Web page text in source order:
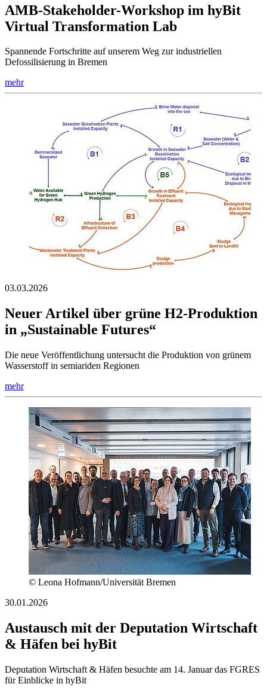
AMB-Stakeholder-Workshop im hyBit
Virtual Transformation Lab
Spannende Fortschritte auf unserem Weg zur industriellen
Defossilisierung in Bremen
mehr
03.03.2026
Neuer Artikel über grüne H2-Produktion
in „Sustainable Futures“
Die neue Veröffentlichung untersucht die Produktion von grünem
Wasserstoff in semiariden Regionen
mehr
© Leona Hofmann/Universität Bremen
30.01.2026
Austausch mit der Deputation Wirtschaft
& Häfen bei hyBit
Deputation Wirtschaft & Häfen besuchte am 14. Januar das FGRES
für Einblicke in hyBit